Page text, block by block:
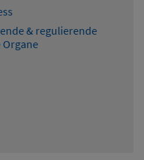
& regulierende